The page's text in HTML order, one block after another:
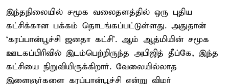
இந்தநிலையில் சமூக வலைதளத்தில் ஒரு புதிய
கட்சிக்கான பக்கம் தொடங்கப்பட்டுள்ளது. அதுதான்
‘கரப்பான்பூச்சி ஜனதா கட்சி'. ஆம் ஆத்மியின் சமூக
ஊடகப்பிரிவில் இடம்பெற்றிருந்த அபிஜித் தீப்கே, இந்த
கட்சியை நிறுவியிருக்கிறார். வேலையில்லாத
இளைஞர்களை கரப்பான்பூச்சி என்று விமர்